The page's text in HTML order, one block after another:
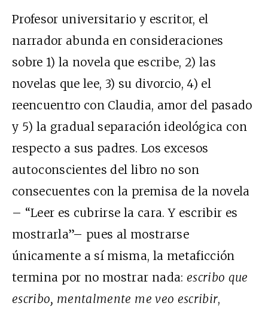
Profesor universitario y escritor, el
narrador abunda en consideraciones
sobre 1) la novela que escribe, 2) las
novelas que lee, 3) su divorcio, 4) el
reencuentro con Claudia, amor del pasado
y 5) la gradual separación ideológica con
respecto a sus padres. Los excesos
autoconscientes del libro no son
consecuentes con la premisa de la novela
– “Leer es cubrirse la cara. Y escribir es
mostrarla”– pues al mostrarse
únicamente a sí misma, la metaficción
termina por no mostrar nada: escribo que
escribo, mentalmente me veo escribir,